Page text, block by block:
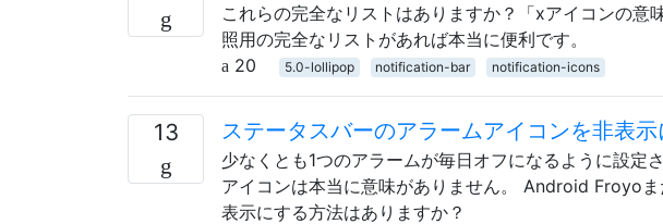
これらの完全なリストはありますか？「xアイコンの意
照用の完全なリストがあれば本当に便利です。
20
5.0-lollipop notification-bar notification-icons
13 ステータスバーのアラームアイコンを非表示
少なくとも1つのアラームが毎日オフになるように設定
アイコンは本当に意味がありません。 Android Froyo
表示にする方法はありますか？